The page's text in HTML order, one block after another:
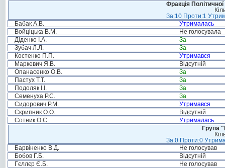
Фракція
За:10 Проти:1
Бабак А.В.
Утрималась
Войціцька В.М.
Не голосувала
Діденко І.А.
За
Зубач Л.Л.
За
Костенко П.П.
Утримався
Маркевич Я.В.
Відсутній
Опанасенко О.В.
За
Пастух Т.Т.
За
Подоляк І.І.
За
Семенуха Р.С.
За
Сидорович Р.М.
Утримався
Скрипник О.О.
Відсутній
Сотник О.С.
Утрималась
Група
За:0 Проти:0
Барвіненко В.Д.
Не голосував
Бобов Г.Б.
Відсутній
Гєллєр Є.Б.
Не голосував